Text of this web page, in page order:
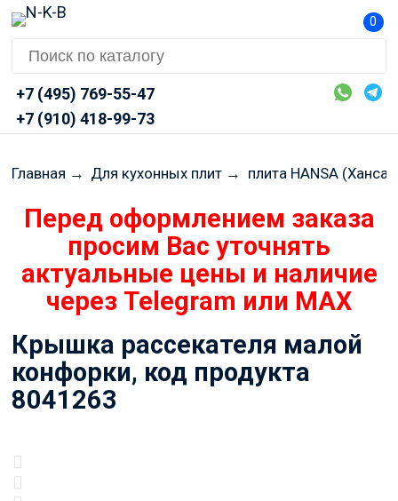
0
+7 (495) 769-55-47
+7 (910) 418-99-73
Главная → Для кухонных плит → плита HANSA (Ханса)
Крышка рассекателя малой
конфорки, код продукта
8041263